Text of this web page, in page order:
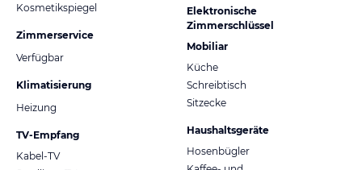
Kosmetikspiegel
Zimmerservice
Verfügbar
Klimatisierung
Heizung
TV-Empfang
Kabel-TV
Elektronische
Zimmerschlüssel
Mobiliar
Küche
Schreibtisch
Sitzecke
Haushaltsgeräte
Hosenbügler